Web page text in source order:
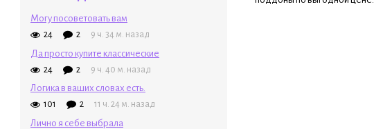
Могу посоветовать вам
24 2 9 ч. 34 м. назад
Да просто купите классические
24 2 9 ч. 40 м. назад
Логика в ваших словах есть.
101 2 11 ч. 24 м. назад
Лично я себе выбрала